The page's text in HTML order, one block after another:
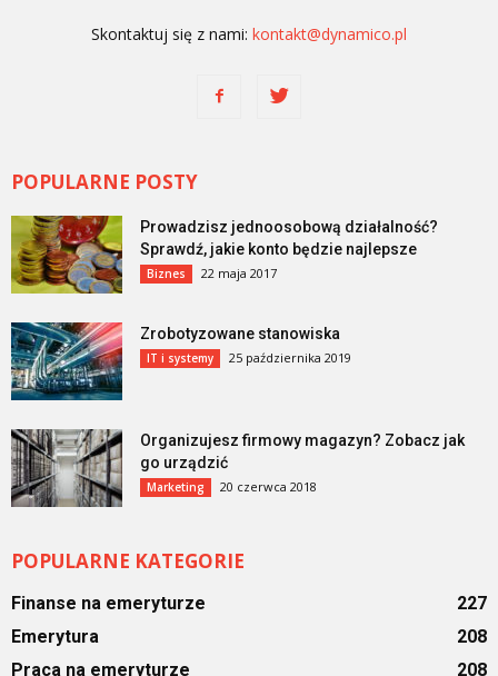
Skontaktuj się z nami: kontakt@dynamico.pl
POPULARNE POSTY
Prowadzisz jednoosobową działalność?
Sprawdź, jakie konto będzie najlepsze
Biznes 22 maja 2017
Zrobotyzowane stanowiska
IT i systemy 25 października 2019
Organizujesz firmowy magazyn? Zobacz jak
go urządzić
Marketing 20 czerwca 2018
POPULARNE KATEGORIE
Finanse na emeryturze
227
Emerytura
208
Praca na emeryturze
208